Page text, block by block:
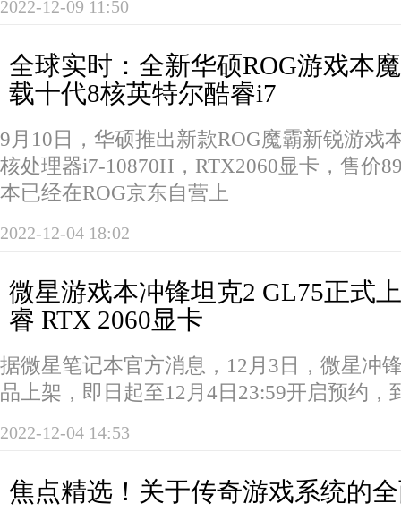
2022-12-09 11:50
全球实时：全新华硕ROG游戏本
载十代8核英特尔酷睿i7
9月10日，华硕推出新款ROG魔霸新锐游戏
核处理器i7-10870H，RTX2060显卡，售价
本已经在ROG京东自营上
2022-12-04 18:02
微星游戏本冲锋坦克2 GL75正式
睿 RTX 2060显卡
据微星笔记本官方消息，12月3日，微星冲
品上架，即日起至12月4日23:59开启预约，
2022-12-04 14:53
焦点精选！关于传奇游戏系统的